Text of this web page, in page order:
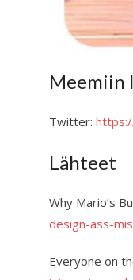
Meemiin
Twitter:
Lähteet
Why Mario’s
design-ass-
Everyone on